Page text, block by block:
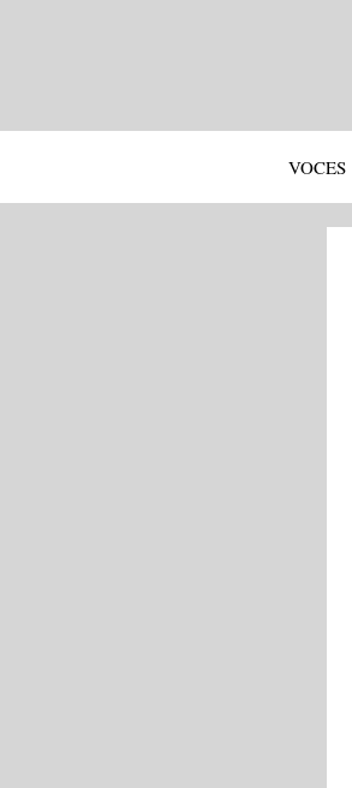
VOCES